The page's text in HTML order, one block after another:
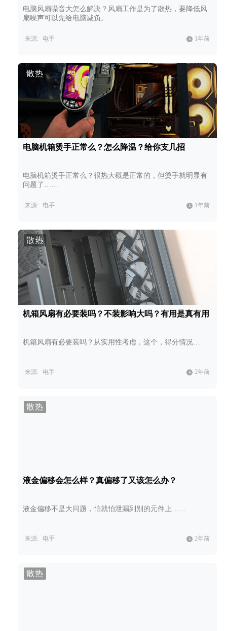
电脑风扇噪音大怎么解决？风扇工作是为了散热，要降低风
扇噪声可以先给电脑减负。
来源: 电手 1年前
散热
电脑机箱烫手正常么？怎么降温？给你支几招
电脑机箱烫手正常么？很热大概是正常的，但烫手就明显有
问题了……
来源: 电手 1年前
散热
机箱风扇有必要装吗？不装影响大吗？有用是真有用
机箱风扇有必要装吗？从实用性考虑，这个，得分情况…
来源: 电手 2年前
散热
液金偏移会怎么样？真偏移了又该怎么办？
液金偏移不是大问题，怕就怕泄漏到别的元件上……
来源: 电手 2年前
散热